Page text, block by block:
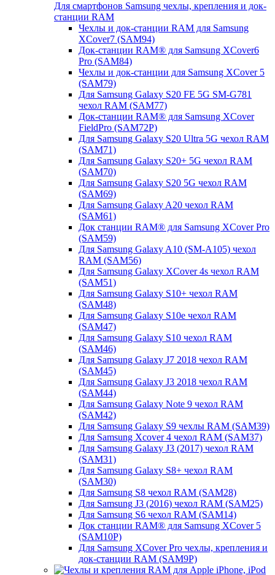
Для смартфонов Samsung чехлы, крепления и док-
станции RAM
Чехлы и док-станции RAM для Samsung
XCover7 (SAM94)
Док-станции RAM® для Samsung XCover6
Pro (SAM84)
Чехлы и док-станции для Samsung XCover 5
(SAM79)
Для Samsung Galaxy S20 FE 5G SM-G781
чехол RAM (SAM77)
Док-станции RAM® для Samsung XCover
FieldPro (SAM72P)
Для Samsung Galaxy S20 Ultra 5G чехол RAM
(SAM71)
Для Samsung Galaxy S20+ 5G чехол RAM
(SAM70)
Для Samsung Galaxy S20 5G чехол RAM
(SAM69)
Для Samsung Galaxy A20 чехол RAM
(SAM61)
Док станции RAM® для Samsung XCover Pro
(SAM59)
Для Samsung Galaxy A10 (SM-A105) чехол
RAM (SAM56)
Для Samsung Galaxy XCover 4s чехол RAM
(SAM51)
Для Samsung Galaxy S10+ чехол RAM
(SAM48)
Для Samsung Galaxy S10e чехол RAM
(SAM47)
Для Samsung Galaxy S10 чехол RAM
(SAM46)
Для Samsung Galaxy J7 2018 чехол RAM
(SAM45)
Для Samsung Galaxy J3 2018 чехол RAM
(SAM44)
Для Samsung Galaxy Note 9 чехол RAM
(SAM42)
Для Samsung Galaxy S9 чехлы RAM (SAM39)
Для Samsung Xcover 4 чехол RAM (SAM37)
Для Samsung Galaxy J3 (2017) чехол RAM
(SAM31)
Для Samsung Galaxy S8+ чехол RAM
(SAM30)
Для Samsung S8 чехол RAM (SAM28)
Для Samsung J3 (2016) чехол RAM (SAM25)
Для Samsung S6 чехол RAM (SAM14)
Док станции RAM® для Samsung XCover 5
(SAM10P)
Для Samsung XCover Pro чехлы, крепления и
док-станции RAM (SAM9P)